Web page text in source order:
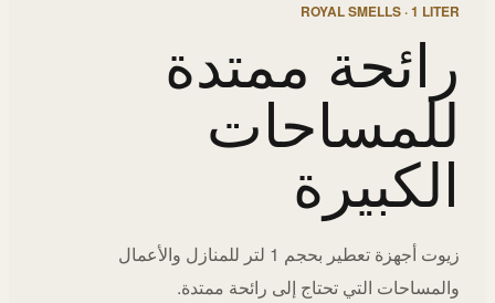
ROYAL SMELLS · 1 LITER
رائحة ممتدة
للمساحات
الكبيرة
زيوت أجهزة تعطير بحجم 1 لتر للمنازل والأعمال
والمساحات التي تحتاج إلى رائحة ممتدة.